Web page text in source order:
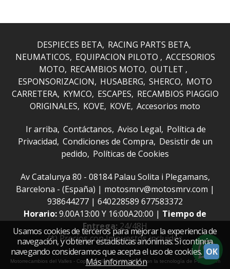
DESPIECES BETA RACING PARTS BETA
NEUMATICOS EQUIPACION PILOTO
ACCESORIOS
MOTO RECAMBIOS MOTO OUTLET
ESPONSORIZACION
HUSABERG SHERCO MOTO
CARRETERA KYMCO ESCAPES RECAMBIOS PIAGGIO
ORIGINALES KOVE KOVE Accesorios moto
Ir arriba Contáctanos Aviso Legal Política de
Privacidad Condiciones de Compra Desistir de un
pedido Políticas de Cookies
Av Catalunya 80 - 08184 Palau Solita i Plegamans,
Barcelona - (España) | motosmrv@motosmrv.com |
938644277 | 640228589 677583372
Horario:9.00A13:00 Y 16:00A20:00 | Tiempo de
Entrega: 24/48H
(*) Precios con Impuestos incluidos
Motorrecambios del Valles- Copyright © 2026 [35120] - Con la tecnología de Palbin.com
Usamos cookies de terceros para mejorar la experiencia de
navegación, y obtener estadísticas anónimas. Si continúa
navegando consideramos que acepta el uso de cookies. OK
Más información